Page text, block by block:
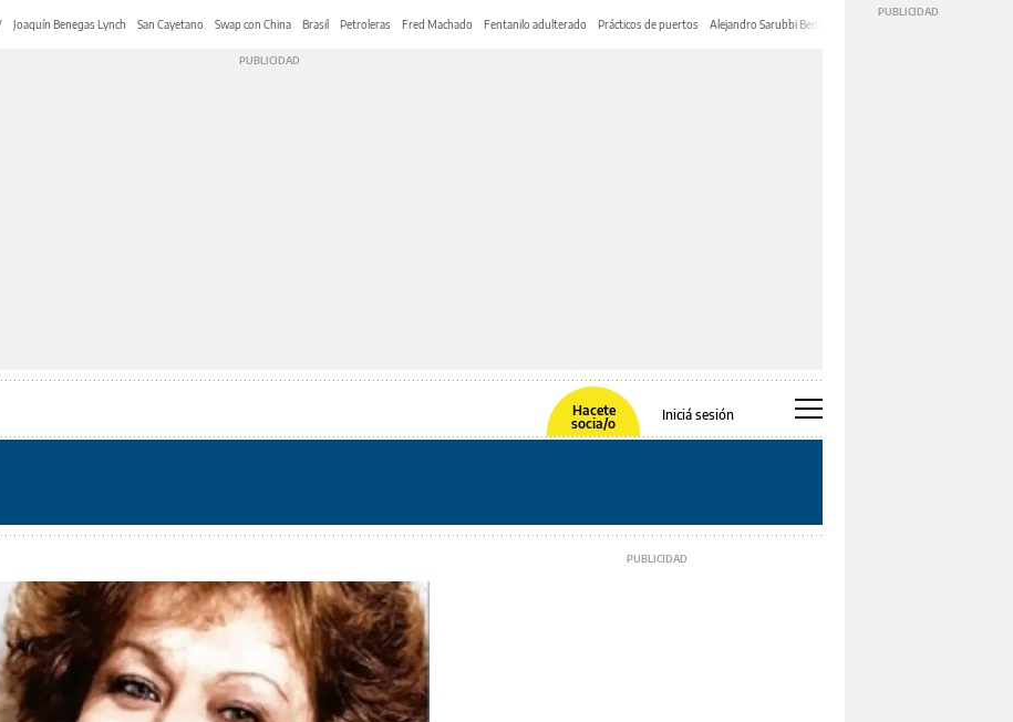
Joaquín Benegas Lynch San Cayetano Swap con China Brasil Petroleras Fred Machado Fentanilo adulterado Prácticos de puertos Alejandro Sarubbi Benítez
Hacete
socia/o
Iniciá sesión